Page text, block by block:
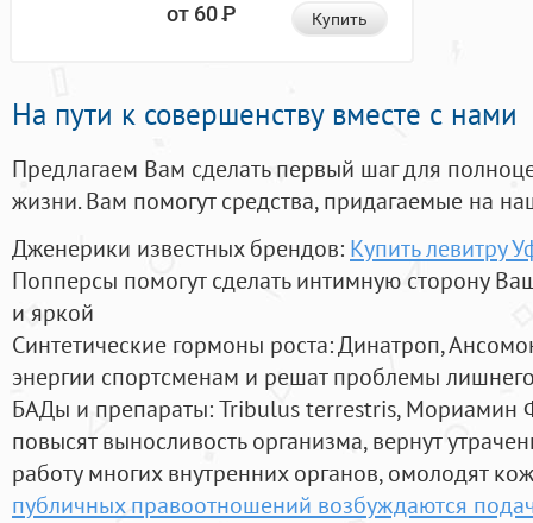
от 60Р Купить
На пути к совершенству вместе с нами
Предлагаем Вам сделать первый шаг для
жизни. Вам помогут средства, придагаемые на
Дженерики известных брендов: Купить левитру
Попперсы помогут сделать интимную сторону
и яркой
Синтетические гормоны роста: Динатроп,
энергии спортсменам и решат проблемы
БАДы и препараты:Tribulus terrestris, Мориамин
повысят выносливость организма, вернут
работу многих внутренних органов, омолодят
публичных правоотношений возбуждаются